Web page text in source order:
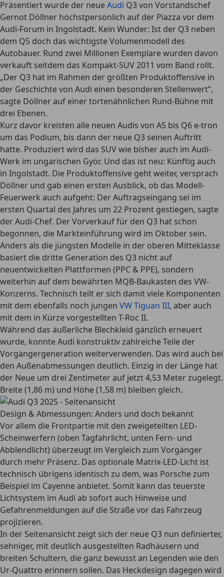
Präsentiert wurde der neueAudi Q3 von Vorstandschef
Gernot Döllner höchstpersönlich auf der Piazza vor dem
Audi-Forum in Ingolstadt. Kein Wunder: Ist der Q3 neben
dem Q5 doch das wichtigste Volumenmodell des
Autobauer. Rund zwei Millionen Exemplare wurden davon
verkauft seitdem das Kompakt-SUV 2011 vom Band rollt.
„Der Q3 hat im Rahmen der größten Produktoffensive in
der Geschichte von Audi einen besonderen Stellenwert“,
sagte Döllner auf einer tortenähnlichen Rund-Bühne mit
drei Ebenen.
Kurz davor kreisten alle neuen Audis von A5 bis Q6 e-tron
um das Podium, bis dann der neue Q3 seinen Auftritt
hatte. Produziert wird das SUV wie bisher auch im Audi-
Werk im ungarischen Györ. Und das ist neu: Künftig auch
in Ingolstadt. Die Produktoffensive geht weiter, versprach
Döllner und gab einen ersten Ausblick, ob das Modell-
Feuerwerk auch aufgeht: Der Auftragseingang sei im
ersten Quartal des Jahres um 22 Prozent gestiegen, sagte
der Audi-Chef. Der Vorverkauf für den Q3 hat schon
begonnen, die Markteinführung wird im Oktober sein.
Anders als die jüngsten Modelle in der oberen Mitteklasse
basiert die dritte Generation des Q3 nicht auf
neuentwickelten Plattformen (PPC & PPE), sondern
weiterhin auf dem bewährten MQB-Baukasten des VW-
Konzerns. Technisch teilt er sich damit viele Komponenten
mit dem ebenfalls noch jungen VW Tiguan III, aber auch
mit dem in Kürze vorgestellten T-Roc II.
Während das äußerliche Blechkleid gänzlich erneuert
wurde, konnte Audi konstruktiv zahlreiche Teile der
Vorgängergeneration weiterverwenden. Das wird auch bei
den Außenabmessungen deutlich. Einzig in der Länge hat
der Neue um drei Zentimeter auf jetzt 4,53 Meter zugelegt.
Breite (1,86 m) und Höhe (1,58 m) bleiben gleich.
Design & Abmessungen: Anders und doch bekannt
Vor allem die Frontpartie mit den zweigeteilten LED-
Scheinwerfern (oben Tagfahrlicht, unten Fern- und
Abblendlicht) überzeugt im Vergleich zum Vorgänger
durch mehr Präsenz. Das optionale Matrix-LED-Licht ist
technisch übrigens identisch zu dem, was Porsche zum
Beispiel im Cayenne anbietet. Somit kann das teuerste
Lichtsystem im Audi ab sofort auch Hinweise und
Gefahrenmeldungen auf die Straße vor das Fahrzeug
projizieren.
In der Seitenansicht zeigt sich der neue Q3 nun definierter,
sehniger, mit deutlich ausgestellten Radhäusern und
breiten Schultern, die ganz bewusst an Legenden wie den
Ur-Quattro erinnern sollen. Das Heckdesign dagegen wird